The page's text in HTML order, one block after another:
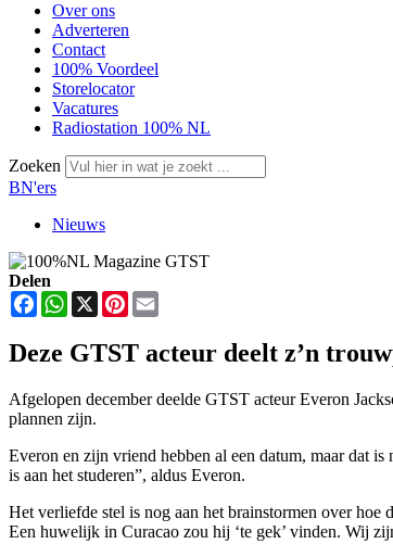
Over ons
Adverteren
Contact
100% Voordeel
Storelocator
Vacatures
Radiostation 100% NL
Zoeken
BN'ers
Nieuws
Delen
FacebookWhatsApp
X Pinterest
Deze GTST acteur deelt z’n
Afgelopen december deelde GTST acteur Everon
plannen zijn.
Everon en zijn vriend hebben al een datum, maar dat
is aan het studeren”, aldus Everon.
Het verliefde stel is nog aan het brainstormen over
Een huwelijk in Curacao zou hij ‘te gek’ vinden. Wij